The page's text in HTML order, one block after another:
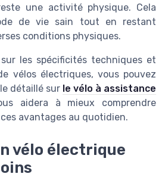
une activité physique. Cela
de vie sain tout en restant
conditions physiques.
les spécificités techniques et
vélos électriques, vous pouvez
détaillé sur le vélo à assistance
aidera à mieux comprendre
avantages au quotidien.
vélo électrique